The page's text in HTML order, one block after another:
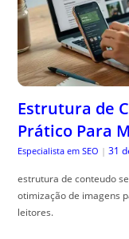
Estrutura de
Prático Para
Especialista em SEO | 31
estrutura de conteudo
otimização de imagens
leitores.